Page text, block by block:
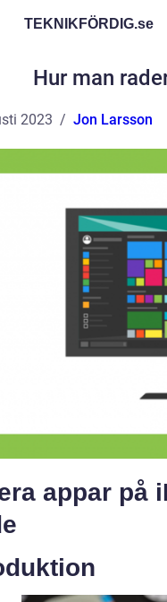
TEKNIKFÖRDIG.se
Hur man
2023 Jon Larsson
appar på